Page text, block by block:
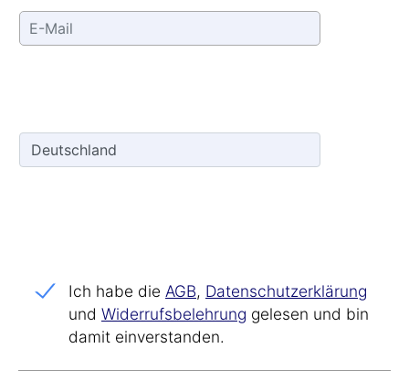
Ich habe die AGB, Datenschutz­erklärung
und Widerrufs­belehrung gelesen und bin
damit einverstanden.